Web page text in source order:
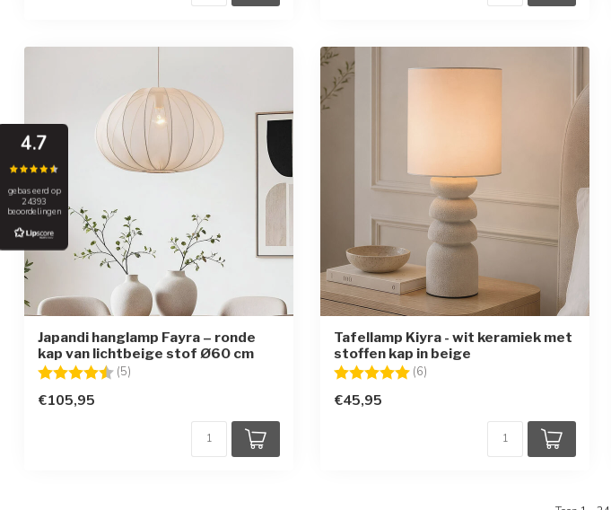
Japandi hanglamp Fayra – ronde
kap van lichtbeige stof Ø60 cm
Beoordeling: (5)
€105,95
Tafellamp Kiyra - wit keramiek met
stoffen kap in beige
Beoordeling: (6)
€45,95
4.7
gebaseerd op
24393
beoordelingen